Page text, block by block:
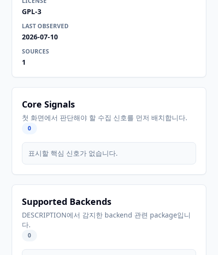
GPL-3
LAST OBSERVED
2026-07-10
SOURCES
1
Core Signals
첫 화면에서 판단해야 할 수집 신호를 먼저 배치합니다.
0
표시할 핵심 신호가 없습니다.
Supported Backends
DESCRIPTION에서 감지한 backend 관련 package입니
다.
0